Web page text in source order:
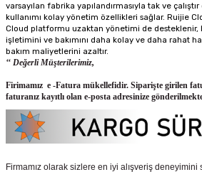
varsayılan fabrika yapılandırmasıyla tak ve
kullanımı kolay yönetim özellikleri sağlar. Ruijie
Cloud platformu uzaktan yönetimi de desteklenir,
işletimini ve bakımını daha kolay ve daha rahat
bakım maliyetlerini azaltır.
‘‘ Değerli Müşterilerimiz,
Firimamız e -Fatura mükellefidir. Siparişte girilen
faturanız kayıtlı olan e-posta adresinize
Firmamız olarak sizlere en iyi alışveriş deneyimini